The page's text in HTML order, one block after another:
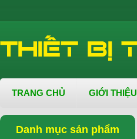
TRANG CHỦ GIỚI THIỆU
Danh mục sản phẩm